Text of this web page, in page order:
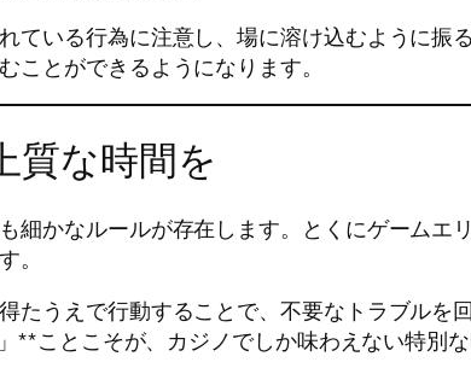
いる行為に注意し、場に溶け込むように振
とができるようになります。
質な時間を
かなルールが存在します。とくにゲームエリ
。
たうえで行動することで、不要なトラブルを
ことこそが、カジノでしか味わえない特別